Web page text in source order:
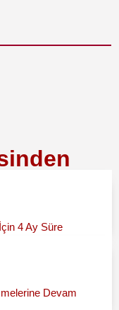
4 Ay Süre
Devam